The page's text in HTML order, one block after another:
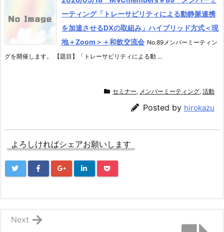
ーティング「トレーサビリティによる動静脈連携
を加速させるDXの取組み」ハイブリッド方式＜現
地＋Zoom＞＋和飲交流会 No.89メンバーミーティン
グを開催します。 【題目】「トレーサビリティによる動 ...
セミナー, メンバーミーティング, 活動
Posted by hirokazu
よろしければシェアお願いします
Next